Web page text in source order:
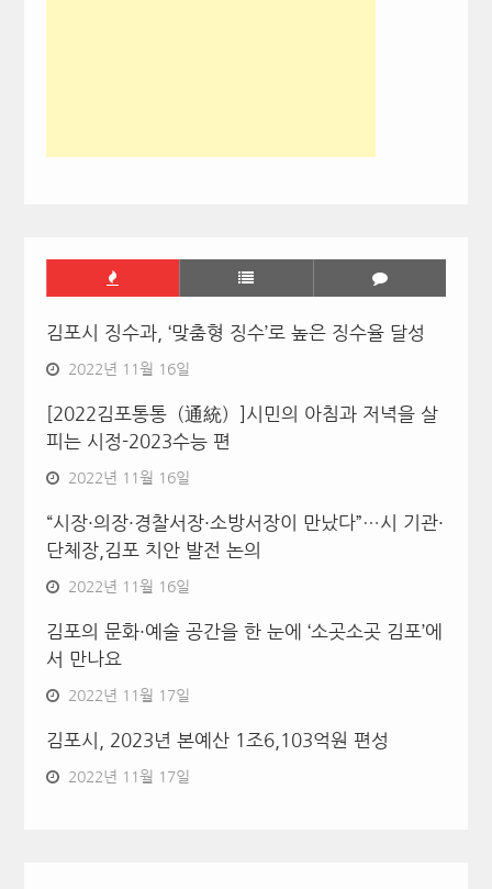
김포시 징수과, ‘맞춤형 징수’로 높은 징수율 달성
2022년 11월 16일
[2022김포통통（通統）]시민의 아침과 저녁을 살
피는 시정-2023수능 편
2022년 11월 16일
“시장·의장·경찰서장·소방서장이 만났다”…시 기관·
단체장,김포 치안 발전 논의
2022년 11월 16일
김포의 문화·예술 공간을 한 눈에 ‘소곳소곳 김포’에
서 만나요
2022년 11월 17일
김포시, 2023년 본예산 1조6,103억원 편성
2022년 11월 17일